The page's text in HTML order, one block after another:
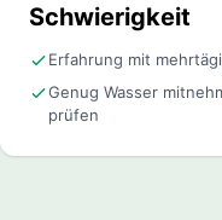
Schwierigkeit
Erfahrung mit
Genug Wasser
prüfen